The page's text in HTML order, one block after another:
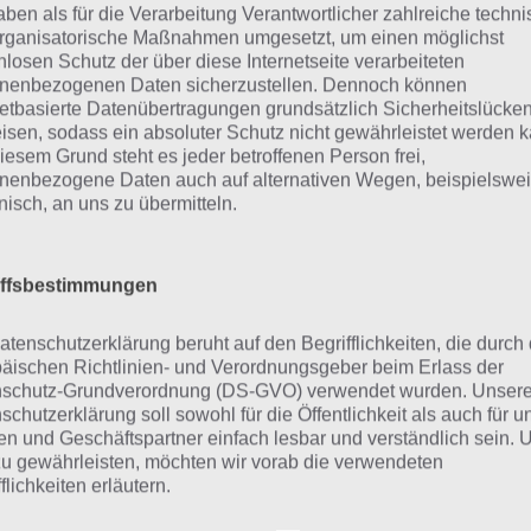
Begriffserklärung
ist die Lösung für das tägliche Rätsel am
Bedeutung hat dieses eigentlich und was gibt es dazu
auch zu Halloween? Zu bestimmten Lösungen
eine kurze Begriffserklärung!
einmal zur Frage, was ein Croissant überhaupt ist.
süßes oder herzhaftes Gebäck. Dieses besteht aus
in der Form eines Horns. Natürlich gibt es heutzutage
hiervon. Croissants können zu verschiedenen
als für die Verarbeitung Verantwortlicher zahlreiche
Maßnahmen umgesetzt, um einen möglichst
Schutz der über diese Internetseite verarbeiteten
Daten sicherzustellen. Dennoch können
Datenübertragungen grundsätzlich
sodass ein absoluter Schutz nicht gewährleistet werden
Grund steht es jeder betroffenen Person frei,
Daten auch auf alternativen Wegen,
an uns zu übermitteln.
beruht auf den Begrifflichkeiten, die durch
Richtlinien- und Verordnungsgeber beim Erlass der
Grundverordnung (DS-GVO) verwendet wurden. Unsere
soll sowohl für die Öffentlichkeit als auch für
und Geschäftspartner einfach lesbar und verständlich sein.
gewährleisten, möchten wir vorab die verwendeten
erläutern.